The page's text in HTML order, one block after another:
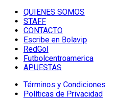
QUIENES SOMOS
STAFF
CONTACTO
Escribe en Bolavip
RedGol
Futbolcentroamerica
APUESTAS
Términos y Condiciones
Políticas de Privacidad